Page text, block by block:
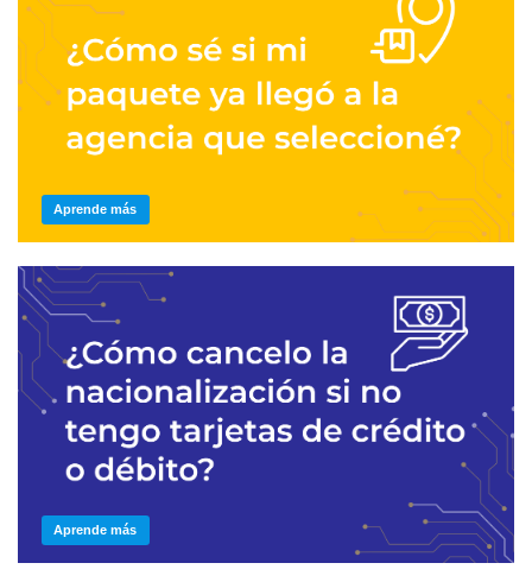
Aprende más
Aprende más